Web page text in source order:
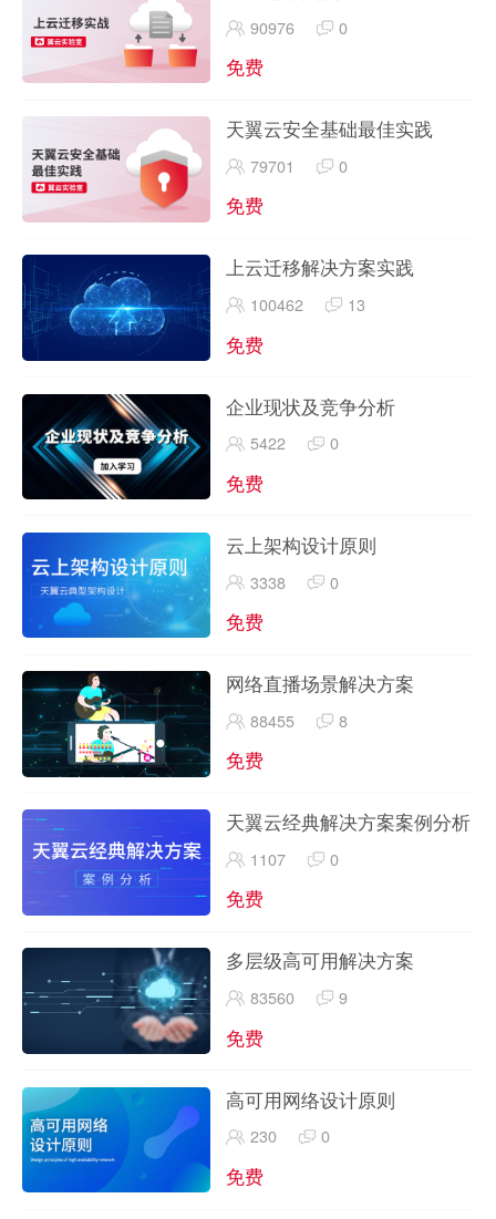
90976 0
免费
天翼云安全基础最佳实践
79701 0
免费
上云迁移解决方案实践
100462 13
免费
企业现状及竞争分析
5422 0
免费
云上架构设计原则
3338 0
免费
网络直播场景解决方案
88455 8
免费
天翼云经典解决方案案例分析
1107 0
免费
多层级高可用解决方案
83560 9
免费
高可用网络设计原则
230 0
免费